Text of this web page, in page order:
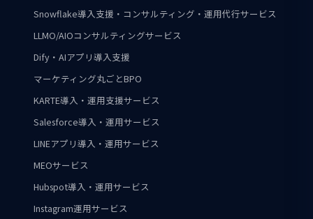
Snowflake導入支援・コンサルティング・運用代行サービス
LLMO/AIOコンサルティングサービス
Dify・AIアプリ導入支援
マーケティング丸ごとBPO
KARTE導入・運用支援サービス
Salesforce導入・運用サービス
LINEアプリ導入・運用サービス
MEOサービス
Hubspot導入・運用サービス
Instagram運用サービス